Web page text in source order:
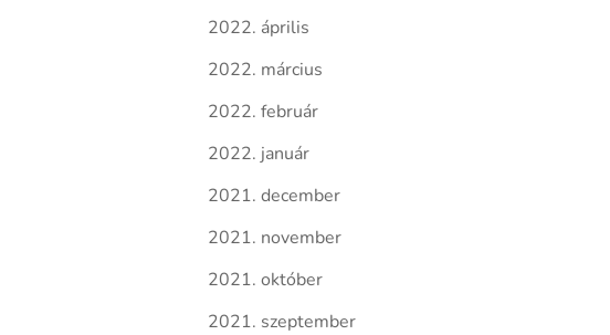
2022. április
2022. március
2022. február
2022. január
2021. december
2021. november
2021. október
2021. szeptember